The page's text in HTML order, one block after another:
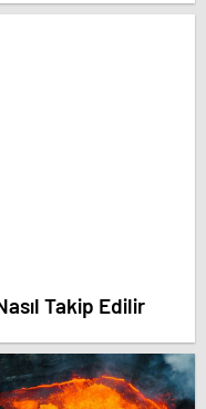
Takip Edilir